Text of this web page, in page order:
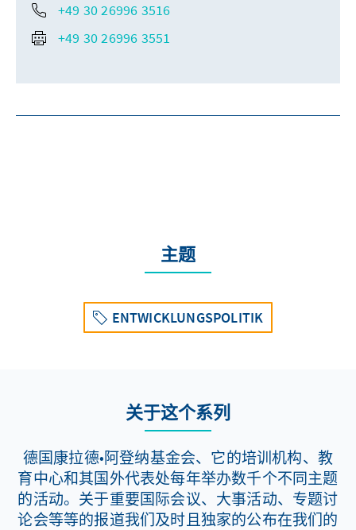
+49 30 26996 3516
+49 30 26996 3551
主题
ENTWICKLUNGSPOLITIK
关于这个系列
德国康拉德•阿登纳基金会、它的培训机构、教
育中心和其国外代表处每年举办数千个不同主题
的活动。关于重要国际会议、大事活动、专题讨
论会等等的报道我们及时且独家的公布在我们的